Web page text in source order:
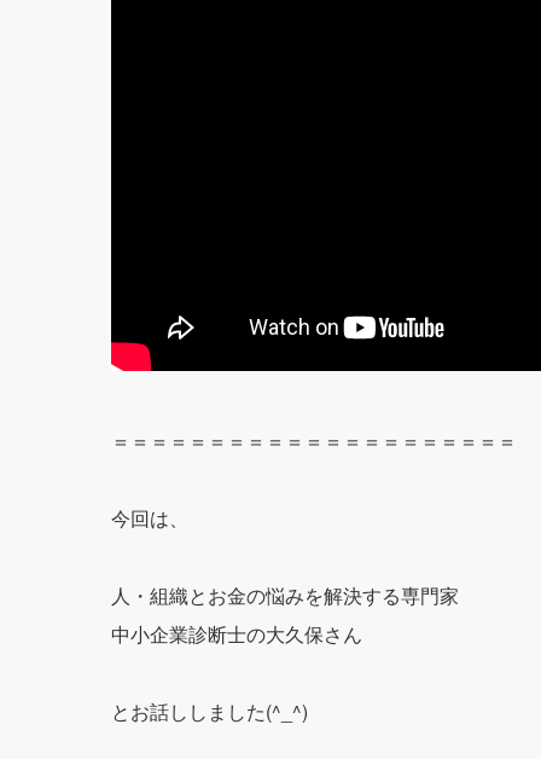
＝＝＝＝＝＝＝＝＝＝＝＝＝＝＝＝＝＝＝＝＝
今回は、
人・組織とお金の悩みを解決する専門家
中小企業診断士の大久保さん
とお話ししました(^_^)